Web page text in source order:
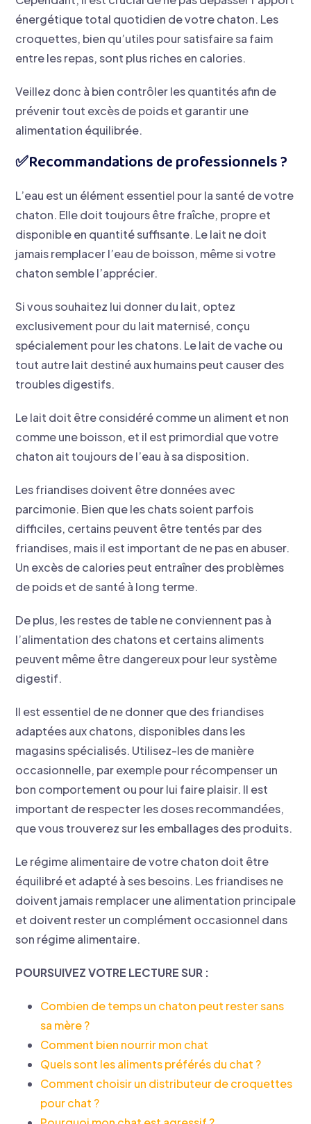
énergétique total quotidien de votre chaton. Les
croquettes, bien qu’utiles pour satisfaire sa faim
entre les repas, sont plus riches en calories.
Veillez donc à bien contrôler les quantités afin de
prévenir tout excès de poids et garantir une
alimentation équilibrée.
​✅Recommandations de professionnels ?
L’eau est un élément essentiel pour la santé de votre
chaton. Elle doit toujours être fraîche, propre et
disponible en quantité suffisante. Le lait ne doit
jamais remplacer l’eau de boisson, même si votre
chaton semble l’apprécier.
Si vous souhaitez lui donner du lait, optez
exclusivement pour du lait maternisé, conçu
spécialement pour les chatons. Le lait de vache ou
tout autre lait destiné aux humains peut causer des
troubles digestifs.
Le lait doit être considéré comme un aliment et non
comme une boisson, et il est primordial que votre
chaton ait toujours de l’eau à sa disposition.
Les friandises doivent être données avec
parcimonie. Bien que les chats soient parfois
difficiles, certains peuvent être tentés par des
friandises, mais il est important de ne pas en abuser.
Un excès de calories peut entraîner des problèmes
de poids et de santé à long terme.
De plus, les restes de table ne conviennent pas à
l’alimentation des chatons et certains aliments
peuvent même être dangereux pour leur système
digestif.
Il est essentiel de ne donner que des friandises
adaptées aux chatons, disponibles dans les
magasins spécialisés. Utilisez-les de manière
occasionnelle, par exemple pour récompenser un
bon comportement ou pour lui faire plaisir. Il est
important de respecter les doses recommandées,
que vous trouverez sur les emballages des produits.
Le régime alimentaire de votre chaton doit être
équilibré et adapté à ses besoins. Les friandises ne
doivent jamais remplacer une alimentation principale
et doivent rester un complément occasionnel dans
son régime alimentaire.
POURSUIVEZ VOTRE LECTURE SUR :
Combien de temps un chaton peut rester sans
sa mère ?
Comment bien nourrir mon chat
Quels sont les aliments préférés du chat ?
Comment choisir un distributeur de croquettes
pour chat ?